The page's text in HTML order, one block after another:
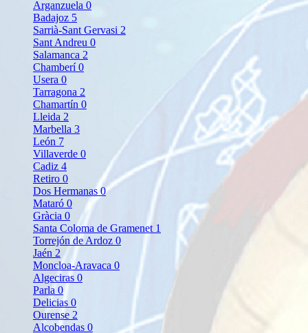
Arganzuela 0
Badajoz 5
Sarrià-Sant Gervasi 2
Sant Andreu 0
Salamanca 2
Chamberí0
Usera 0
Tarragona 2
Chamartín 0
Lleida 2
Marbella 3
León 7
Villaverde 0
Cadiz 4
Retiro 0
Dos Hermanas0
Mataró 0
Gràcia 0
Santa Coloma de Gramenet 1
Torrejón de Ardoz 0
Jaén 2
Moncloa-Aravaca 0
Algeciras 0
Parla 0
Delicias 0
Ourense 2
Alcobendas 0